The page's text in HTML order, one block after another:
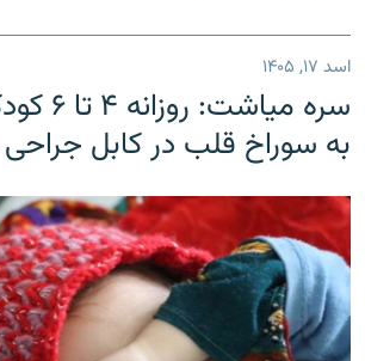
اسد ۱۷, ۱۴۰۵
سره‌
به سوراخ قلب در کابل